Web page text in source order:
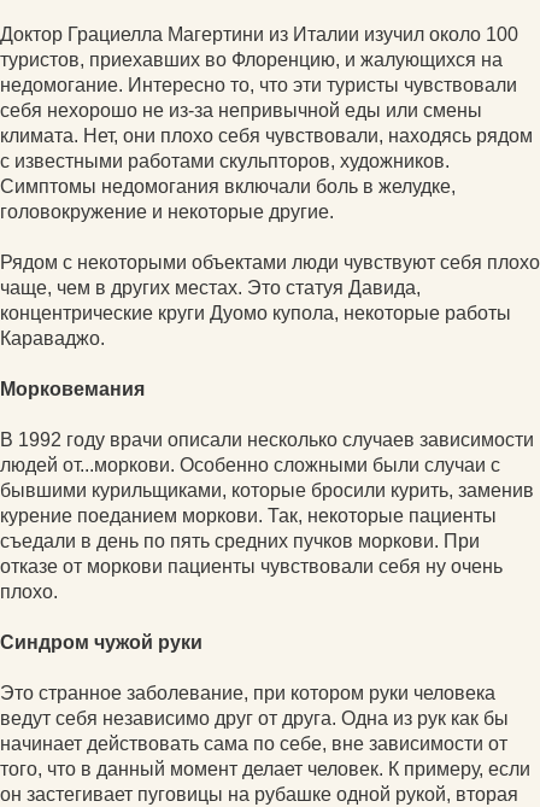
Доктор Грациелла Магертини из Италии изучил около 100
туристов, приехавших во Флоренцию, и жалующихся на
недомогание. Интересно то, что эти туристы чувствовали
себя нехорошо не из-за непривычной еды или смены
климата. Нет, они плохо себя чувствовали, находясь рядом
с известными работами скульпторов, художников.
Симптомы недомогания включали боль в желудке,
головокружение и некоторые другие.
Рядом с некоторыми объектами люди чувствуют себя плохо
чаще, чем в других местах. Это статуя Давида,
концентрические круги Дуомо купола, некоторые работы
Караваджо.
Морковемания
В 1992 году врачи описали несколько случаев зависимости
людей от...моркови. Особенно сложными были случаи с
бывшими курильщиками, которые бросили курить, заменив
курение поеданием моркови. Так, некоторые пациенты
съедали в день по пять средних пучков моркови. При
отказе от моркови пациенты чувствовали себя ну очень
плохо.
Синдром чужой руки
Это странное заболевание, при котором руки человека
ведут себя независимо друг от друга. Одна из рук как бы
начинает действовать сама по себе, вне зависимости от
того, что в данный момент делает человек. К примеру, если
он застегивает пуговицы на рубашке одной рукой, вторая